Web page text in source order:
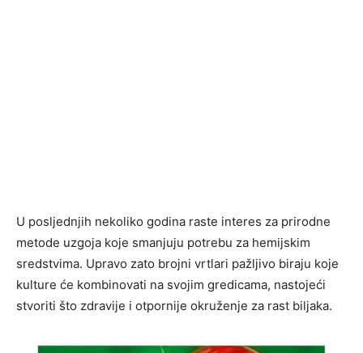
U posljednjih nekoliko godina raste interes za prirodne
metode uzgoja koje smanjuju potrebu za hemijskim
sredstvima. Upravo zato brojni vrtlari pažljivo biraju koje
kulture će kombinovati na svojim gredicama, nastojeći
stvoriti što zdravije i otpornije okruženje za rast biljaka.